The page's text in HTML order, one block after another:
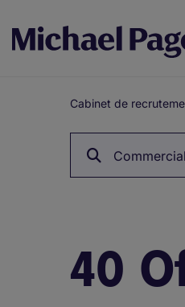
Fil
d'Ariane
Cabinet de
Commercial
40